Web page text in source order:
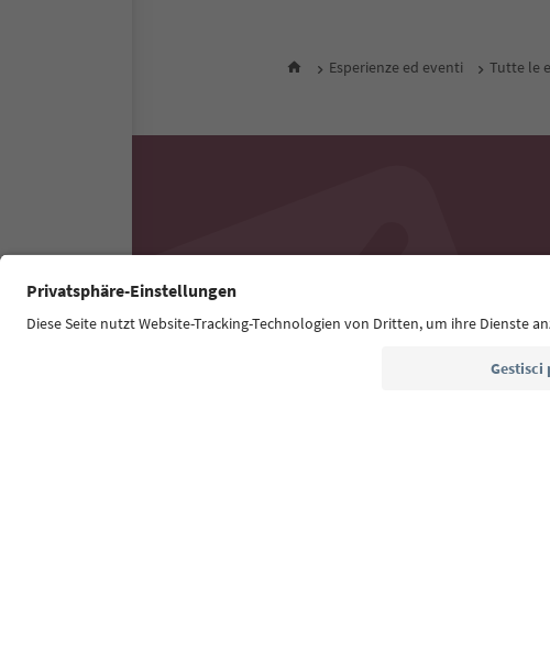
Esperienze ed eventi Tutte le
Con